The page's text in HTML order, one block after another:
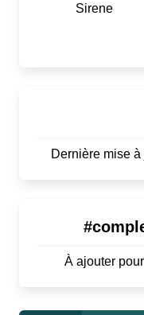
Sirene
Dernière mise
À ajouter